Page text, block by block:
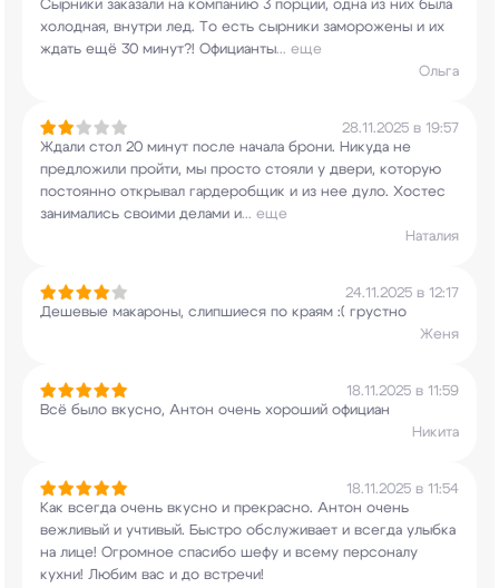
Сырники заказали на компанию 3 порции, одна из них была
холодная, внутри лед. То есть сырники заморожены и их
ждать ещё 30 минут?! Официанты... еще
Ольга
28.11.2025 в 19:57
Ждали стол 20 минут после начала брони. Никуда не
предложили пройти, мы просто стояли у двери, которую
постоянно открывал гардеробщик и из нее дуло. Хостес
занимались своими делами и... еще
Наталия
24.11.2025 в 12:17
Дешевые макароны, слипшиеся по краям :( грустно
Женя
18.11.2025 в 11:59
Всё было вкусно, Антон очень хороший официан
Никита
18.11.2025 в 11:54
Как всегда очень вкусно и прекрасно. Антон очень
вежливый и учтивый. Быстро обслуживает и всегда улыбка
на лице! Огромное спасибо шефу и всему персоналу
кухни! Любим вас и до встречи!